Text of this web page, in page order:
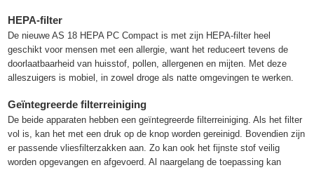
HEPA-filter
De nieuwe AS 18 HEPA PC Compact is met zijn HEPA-filter heel
geschikt voor mensen met een allergie, want het reduceert tevens de
doorlaatbaarheid van huisstof, pollen, allergenen en mijten. Met deze
alleszuigers is mobiel, in zowel droge als natte omgevingen te werken.
Geïntegreerde filterreiniging
De beide apparaten hebben een geïntegreerde filterreiniging. Als het filter
vol is, kan het met een druk op de knop worden gereinigd. Bovendien zijn
er passende vliesfilterzakken aan. Zo kan ook het fijnste stof veilig
worden opgevangen en afgevoerd. Al naargelang de toepassing kan